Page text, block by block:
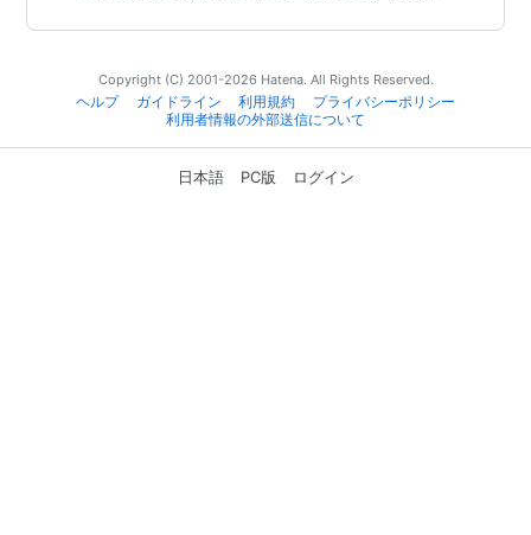
Copyright (C) 2001-2026 Hatena. All Rights Reserved.
ヘルプ
ガイドライン 利用規約
プライバシーポリシー
利用者情報の外部送信について
日本語 PC版 ログイン